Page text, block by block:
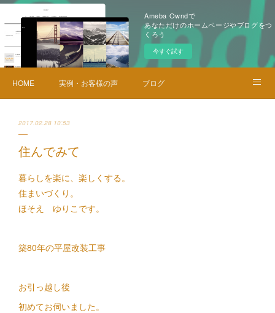
Ameba Owndで
あなただけのホームページやブログをつ
くろう
今すぐ試す
HOME 実例・お客様の声 ブログ
2017.02.28 10:53
住んでみて
暮らしを楽に、楽しくする。
住まいづくり。
ほそえ ゆりこです。
築80年の平屋改装工事
お引っ越し後
初めてお伺いました。